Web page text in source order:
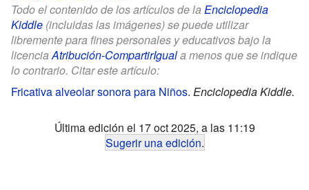
Todo el contenido de los artículos de la Enciclopedia
Kiddle (incluidas las imágenes) se puede utilizar
libremente para fines personales y educativos bajo la
licenciaAtribución-CompartirIguala menos que se indique
lo contrario. Citar este artículo:
Fricativa alveolar sonora para Niños. Enciclopedia Kiddle.
Última edición el 17 oct 2025, a las 11:19
Sugerir una edición.